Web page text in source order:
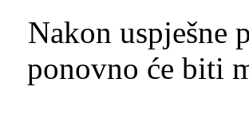
Nakon uspješne
ponovno će biti